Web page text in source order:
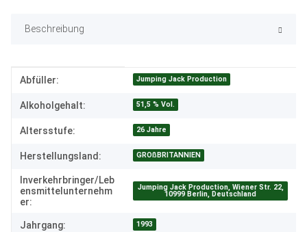
Beschreibung
Produkteigenschaft
Wert
Abfüller: Jumping Jack Production
Alkoholgehalt: 51,5 % Vol.
Altersstufe: 26 Jahre
Herstellungsland: GROßBRITANNIEN
Inverkehrbringer/Leb
ensmittelunternehm
er:
Jumping Jack Production, Wiener Str. 22,
10999 Berlin, Deutschland
Jahrgang: 1993